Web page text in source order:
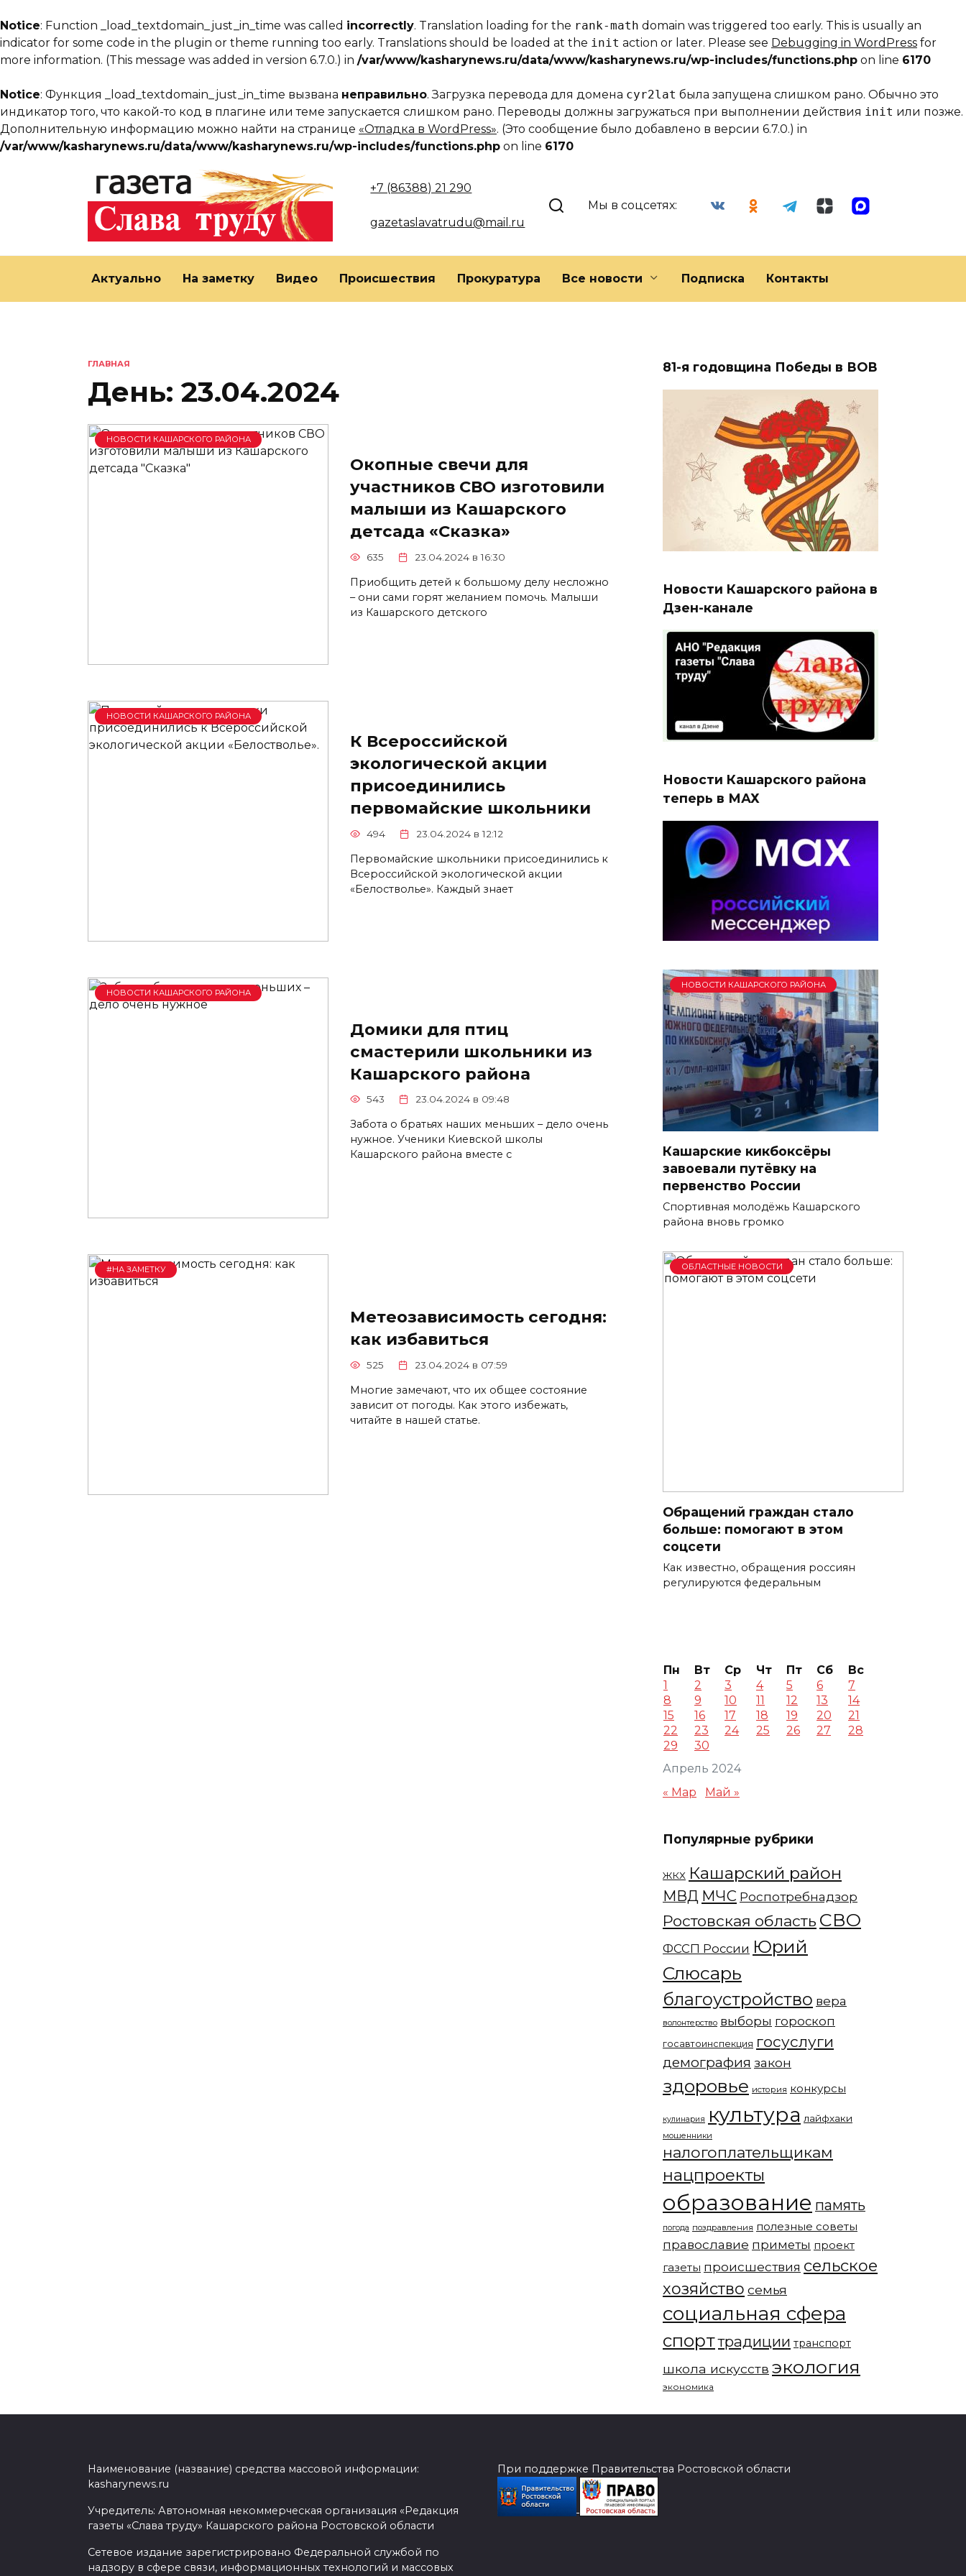
Notice: Function _load_textdomain_just_in_time was called incorrectly. Translation loading for the rank-math domain was triggered too early. This is usually an
indicator for some code in the plugin or theme running too early. Translations should be loaded at the init action or later. Please see Debugging in WordPress for
more information. (This message was added in version 6.7.0.) in /var/www/kasharynews.ru/data/www/kasharynews.ru/wp-includes/functions.php on line 6170
Notice: Функция _load_textdomain_just_in_time вызвана неправильно. Загрузка перевода для домена cyr2lat была запущена слишком рано. Обычно это
индикатор того, что какой-то код в плагине или теме запускается слишком рано. Переводы должны загружаться при выполнении действия init или позже.
Дополнительную информацию можно найти на странице «Отладка в WordPress». (Это сообщение было добавлено в версии 6.7.0.) in
/var/www/kasharynews.ru/data/www/kasharynews.ru/wp-includes/functions.php on line 6170
+7 (86388) 21 290
gazetaslavatrudu@mail.ru
Мы в соцсетях:
Актуально На заметку Видео Происшествия Прокуратура Все новости Подписка Контакты
ГЛАВНАЯ
День: 23.04.2024
НОВОСТИ КАШАРСКОГО РАЙОНА
Окопные свечи для
участников СВО изготовили
малыши из Кашарского
детсада «Сказка»
635 23.04.2024 в 16:30
Приобщить детей к большому делу несложно
– они сами горят желанием помочь. Малыши
из Кашарского детского
НОВОСТИ КАШАРСКОГО РАЙОНА
К Всероссийской
экологической акции
присоединились
первомайские школьники
494 23.04.2024 в 12:12
Первомайские школьники присоединились к
Всероссийской экологической акции
«Белостволье». Каждый знает
НОВОСТИ КАШАРСКОГО РАЙОНА
Домики для птиц
смастерили школьники из
Кашарского района
543 23.04.2024 в 09:48
Забота о братьях наших меньших – дело очень
нужное. Ученики Киевской школы
Кашарского района вместе с
#НА ЗАМЕТКУ
Метеозависимость сегодня:
как избавиться
525 23.04.2024 в 07:59
Многие замечают, что их общее состояние
зависит от погоды. Как этого избежать,
читайте в нашей статье.
81-я годовщина Победы в ВОВ
Новости Кашарского района в
Дзен-канале
Новости Кашарского района
теперь в МАХ
НОВОСТИ КАШАРСКОГО РАЙОНА
Кашарские кикбоксёры
завоевали путёвку на
первенство России
Спортивная молодёжь Кашарского
района вновь громко
ОБЛАСТНЫЕ НОВОСТИ
Обращений граждан стало
больше: помогают в этом
соцсети
Как известно, обращения россиян
регулируются федеральным
Апрель 2024
Пн Вт Ср Чт Пт Сб
Вс
1
2 3 4 5 6
7
8
9 10 11 12 13
14
15
16 17 18 19 20
21
22
23 24 25 26 27
28
29
30
« Мар Май »
Популярные рубрики
ЖКХ Кашарский район
МВД МЧС Роспотребнадзор
Ростовская область СВО
ФССП России Юрий
Слюсарь
благоустройство вера
волонтерство выборы гороскоп
госавтоинспекция госуслуги
демография закон
здоровье история конкурсы
кулинария культура лайфхаки
мошенники
налогоплательщикам
нацпроекты
образование память
погода поздравления полезные советы
православие приметы проект
газеты происшествия сельское
хозяйство семья
социальная сфера
спорттрадиции транспорт
школа искусств экология
экономика
Наименование (название) средства массовой информации:
kasharynews.ru
Учредитель: Автономная некоммерческая организация «Редакция
газеты «Слава труду» Кашарского района Ростовской области
Сетевое издание зарегистрировано Федеральной службой по
надзору в сфере связи, информационных технологий и массовых
При поддержке Правительства Ростовской области